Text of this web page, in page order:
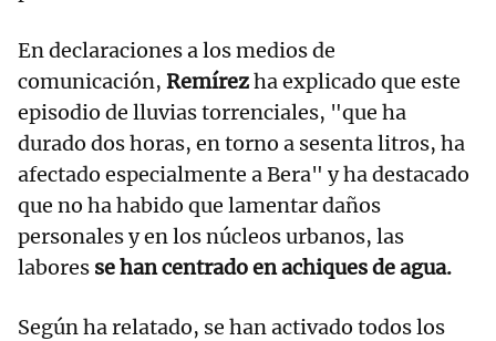
En declaraciones a los medios de
comunicación, Remírezha explicado que este
episodio de lluvias torrenciales, "que ha
durado dos horas, en torno a sesenta litros, ha
afectado especialmente a Bera" y ha destacado
que no ha habido que lamentar daños
personales y en los núcleos urbanos, las
labores se han centrado en achiques de agua.
Según ha relatado, se han activado todos los